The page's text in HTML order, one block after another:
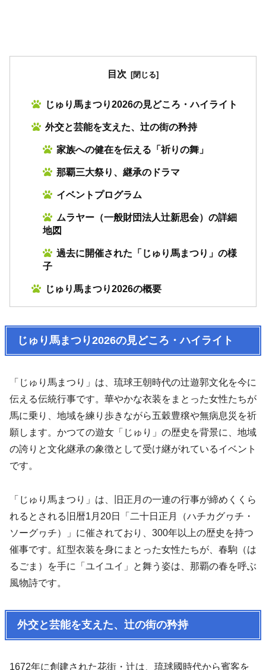
目次
じゅり馬まつり2026の見どころ・ハイライト
外交と芸能を支えた、辻の街の矜持
家族への健在を伝える「祈りの舞」
那覇三大祭り、継承のドラマ
イベントプログラム
ムラヤー（一般財団法人辻新思会）の詳細
地図
過去に開催された「じゅり馬まつり」の様
子
じゅり馬まつり2026の概要
じゅり馬まつり2026の見どころ・ハイライト
「じゅり馬まつり」は、琉球王朝時代の辻遊郭文化を今に
伝える伝統行事です。華やかな衣装をまとった女性たちが
馬に乗り、地域を練り歩きながら五穀豊穣や無病息災を祈
願します。かつての遊女「じゅり」の歴史を背景に、地域
の誇りと文化継承の象徴として受け継がれているイベント
です。
「じゅり馬まつり」は、旧正月の一連の行事が締めくくら
れるとされる旧暦1月20日「二十日正月（ハチカグヮチ・
ソーグヮチ）」に催されており、300年以上の歴史を持つ
催事です。紅型衣装を身にまとった女性たちが、春駒（は
るごま）を手に「ユイユイ」と舞う姿は、那覇の春を呼ぶ
風物詩です。
外交と芸能を支えた、辻の街の矜持
1672年に創建された花街・辻は、琉球國時代から賓客を